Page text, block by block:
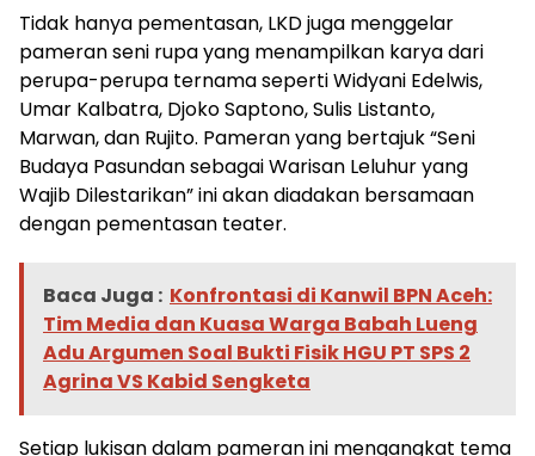
Tidak hanya pementasan, LKD juga menggelar
pameran seni rupa yang menampilkan karya dari
perupa-perupa ternama seperti Widyani Edelwis,
Umar Kalbatra, Djoko Saptono, Sulis Listanto,
Marwan, dan Rujito. Pameran yang bertajuk “Seni
Budaya Pasundan sebagai Warisan Leluhur yang
Wajib Dilestarikan” ini akan diadakan bersamaan
dengan pementasan teater.
Baca Juga : Konfrontasi di Kanwil BPN Aceh:
Tim Media dan Kuasa Warga Babah Lueng
Adu Argumen Soal Bukti Fisik HGU PT SPS 2
Agrina VS Kabid Sengketa
Setiap lukisan dalam pameran ini mengangkat tema